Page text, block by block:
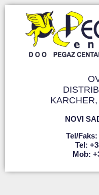
NOVI
Tel/faks:
Tel:
Mob: